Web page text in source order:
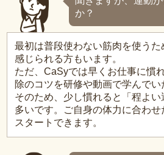
か？
最初は普段使わない筋肉を使う
感じられる方もいます。
ただ、CaSyでは早くお仕事に慣
除のコツを研修や動画で学んでい
そのため、少し慣れると「程よ
多いです。ご自身の体力に合わせ
スタートできます。